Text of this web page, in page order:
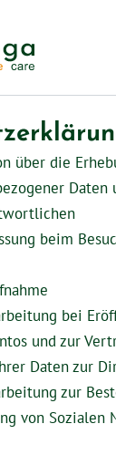
über die
Daten
beim
bei
und zur
Daten zur
zur
von Sozialen